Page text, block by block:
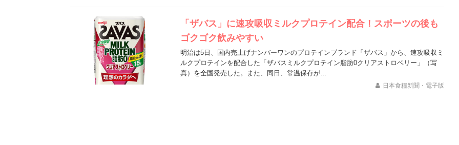
「ザバス」に速攻吸収ミルクプロテイン配合！スポーツの後も
ゴクゴク飲みやすい
明治は5日、国内売上げナンバーワンのプロテインブランド「ザバス」から、速攻吸収ミ
ルクプロテインを配合した「ザバスミルクプロテイン脂肪0クリアストロベリー」（写
真）を全国発売した。また、同日、常温保存が…
日本食糧新聞・電子版